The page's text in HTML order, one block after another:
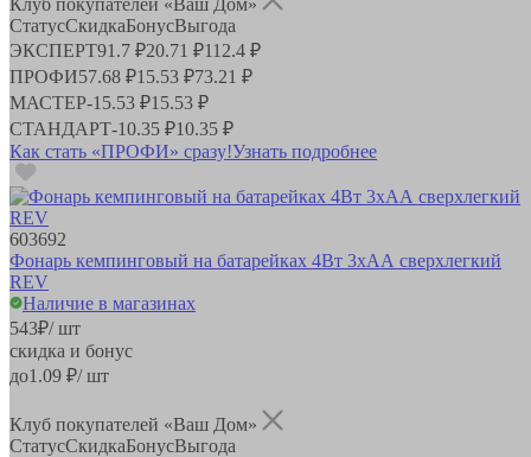
СтатусСкидкаБонусВыгода
ЭКСПЕРТ91.7 ₽20.71 ₽112.4 ₽
ПРОФИ57.68 ₽15.53 ₽73.21 ₽
МАСТЕР-15.53 ₽15.53 ₽
СТАНДАРТ-10.35 ₽10.35 ₽
Как стать «ПРОФИ» сразу!Узнать подробнее
603692
Фонарь кемпинговый на батарейках 4Вт 3хАА сверхлегкий
REV
Наличие в магазинах
543₽/ шт
скидка и бонус
до1.09 ₽/ шт
Клуб покупателей «Ваш Дом»
СтатусСкидкаБонусВыгода